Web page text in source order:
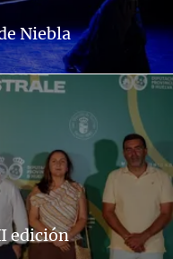
Niebla
edición